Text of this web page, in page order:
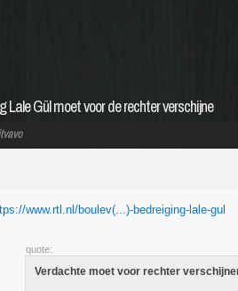
Gül moet voor de rechter verschijne
www.rtl.nl/boulev(...)-bedreiging-lale-gul
quote:
Verdachte moet voor rechter